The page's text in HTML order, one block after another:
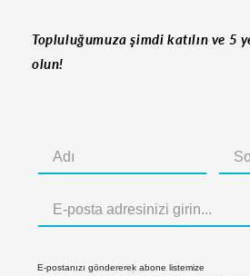
Topluluğumuza şimdi katılın ve 5
olun!
E-postanızı göndererek abone listemize